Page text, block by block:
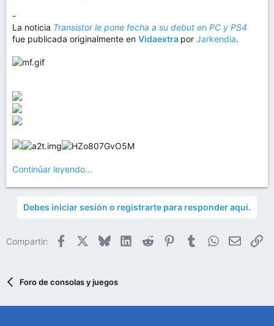
-
La noticia Transistor le pone fecha a su debut en PC y PS4
fue publicada originalmente en Vidaextra por Jarkendia.
Continúar leyendo...
Debes iniciar sesión o registrarte para responder aquí.
Compartir: Facebook BlueskyLinkedIn
Reddit PinterestTumblrWhatsApp
Email
Foro de consolas y juegos